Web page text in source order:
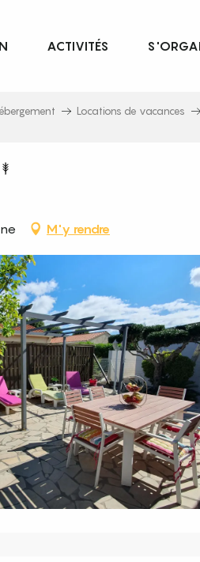
ACTIVITÉS
Locations de vacances
M'y rendre